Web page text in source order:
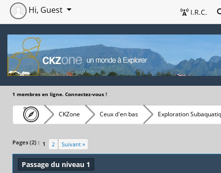
I.R.C.
Hi, Guest
1 membres en ligne. Connectez-vous !
CKZone Ceux d'en bas Exploration
Pages (2) : 1 2 Suivant »
Passage du niveau 1